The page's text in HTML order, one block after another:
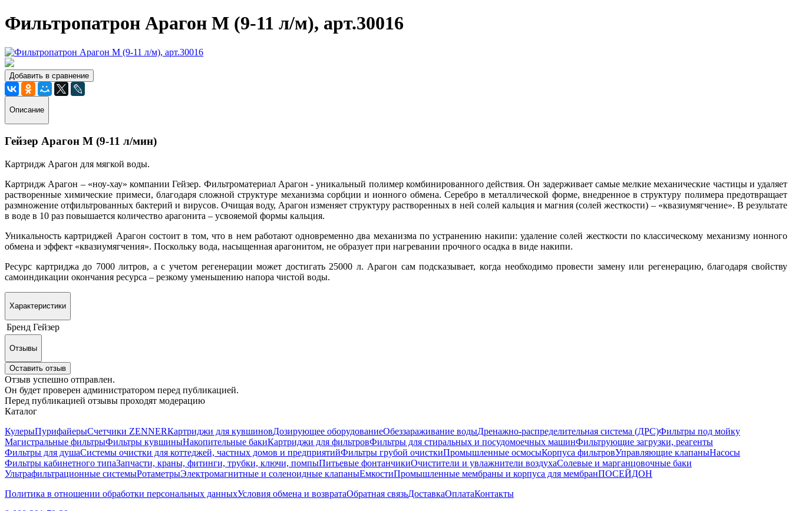
Фильтропатрон Арагон М (9-11 л/м), арт.30016
Добавить в сравнение
Описание
Гейзер Арагон М (9-11 л/мин)
Картридж Арагон для мягкой воды.
Картридж Арагон – «ноу-хау» компании Гейзер. Фильтроматериал Арагон - уникальный полимер комбинированного действия. Он задерживает самые мелкие механические частицы и удаляет
растворенные химические примеси, благодаря сложной структуре механизма сорбции и ионного обмена. Серебро в металлической форме, внедренное в структуру полимера предотвращает
размножение отфильтрованных бактерий и вирусов. Очищая воду, Арагон изменяет структуру растворенных в ней солей кальция и магния (солей жесткости) – «квазиумягчение». В результате
в воде в 10 раз повышается количество арагонита – усвояемой формы кальция.
Уникальность картриджей Арагон состоит в том, что в нем работают одновременно два механизма по устранению накипи: удаление солей жесткости по классическому механизму ионного
обмена и эффект «квазиумягчения». Поскольку вода, насыщенная арагонитом, не образует при нагревании прочного осадка в виде накипи.
Ресурс картриджа до 7000 литров, а с учетом регенерации может достигать 25000 л. Арагон сам подсказывает, когда необходимо провести замену или регенерацию, благодаря свойству
самоиндикации окончания ресурса – резкому уменьшению напора чистой воды.
Характеристики
Бренд Гейзер
Отзывы
Оставить отзыв
Отзыв успешно отправлен.
Он будет проверен администратором перед публикацией.
Перед публикацией отзывы проходят модерацию
Каталог
КулерыПурифайерыСчетчики ZENNERКартриджи для кувшиновДозирующее оборудованиеОбеззараживание водыДренажно-распределительная система (ДРС)Фильтры под мойку
Магистральные фильтрыФильтры кувшиныНакопительные бакиКартриджи для фильтровФильтры для стиральных и посудомоечных машинФильтрующие загрузки, реагенты
Фильтры для душаСистемы очистки для коттеджей, частных домов и предприятийФильтры грубой очисткиПромышленные осмосыКорпуса фильтровУправляющие клапаныНасосы
Фильтры кабинетного типаЗапчасти, краны, фитинги, трубки, ключи, помпыПитьевые фонтанчикиОчистители и увлажнители воздухаСолевые и марганцовочные баки
Ультрафильтрационные системыРотаметрыЭлектромагнитные и соленоидные клапаныЕмкостиПромышленные мембраны и корпуса для мембранПОСЕЙДОН
Политика в отношении обработки персональных данныхУсловия обмена и возвратаОбратная связьДоставкаОплатаКонтакты